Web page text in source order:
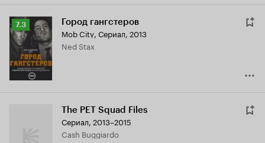
Рейтинг
Кинопоиска
7.3
7.3 Город гангстеров
Mob City, Сериал, 2013
Ned Stax
The PET Squad Files
Сериал, 2013–2015
Cash Buggiardo